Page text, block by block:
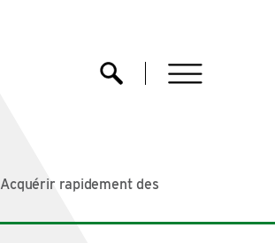
menu
Acquérir rapidement des